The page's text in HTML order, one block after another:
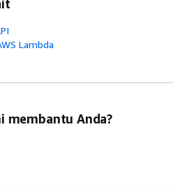
Lambda
membantu Anda?